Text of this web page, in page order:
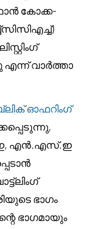
കോക്ക-
വാർത്താ
ഓഫറിംഗ്
എൻ.എസ്.ഇ
ഭാഗം
ഭാഗമായും